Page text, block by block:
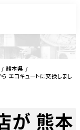
熊本県
エコキュートに交換しまし
が 熊本